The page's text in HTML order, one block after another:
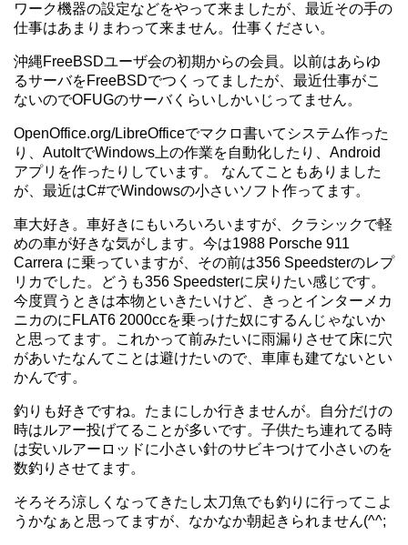
ワーク機器の設定などをやって来ましたが、最近その手の
仕事はあまりまわって来ません。仕事ください。
沖縄FreeBSDユーザ会の初期からの会員。以前はあらゆ
るサーバをFreeBSDでつくってましたが、最近仕事がこ
ないのでOFUGのサーバくらいしかいじってません。
OpenOffice.org/LibreOfficeでマクロ書いてシステム作った
り、AutoItでWindows上の作業を自動化したり、Android
アプリを作ったりしています。 なんてこともありました
が、最近はC#でWindowsの小さいソフト作ってます。
車大好き。車好きにもいろいろいますが、クラシックで軽
めの車が好きな気がします。今は1988 Porsche 911
Carrera に乗っていますが、その前は356 Speedsterのレプ
リカでした。どうも356 Speedsterに戻りたい感じです。
今度買うときは本物といきたいけど、きっとインターメカ
ニカのにFLAT6 2000ccを乗っけた奴にするんじゃないか
と思ってます。これかって前みたいに雨漏りさせて床に穴
があいたなんてことは避けたいので、車庫も建てないとい
かんです。
釣りも好きですね。たまにしか行きませんが。自分だけの
時はルアー投げてることが多いです。子供たち連れてる時
は安いルアーロッドに小さい針のサビキつけて小さいのを
数釣りさせてます。
そろそろ涼しくなってきたし太刀魚でも釣りに行ってこよ
うかなぁと思ってますが、なかなか朝起きられません(^^;